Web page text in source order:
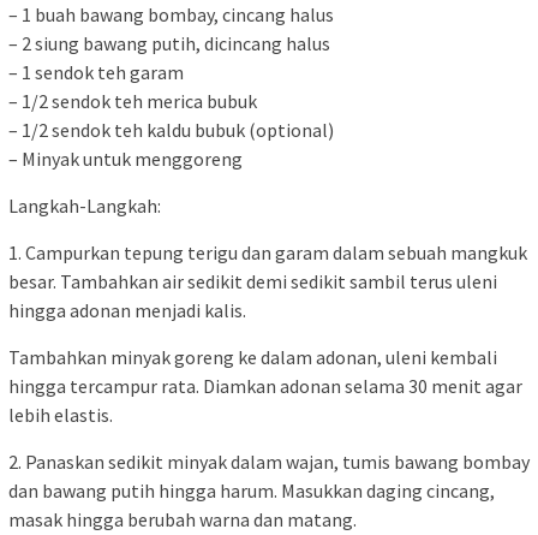
– 1 buah bawang bombay, cincang halus
– 2 siung bawang putih, dicincang halus
– 1 sendok teh garam
– 1/2 sendok teh merica bubuk
– 1/2 sendok teh kaldu bubuk (optional)
– Minyak untuk menggoreng
Langkah-Langkah:
1. Campurkan tepung terigu dan garam dalam sebuah mangkuk
besar. Tambahkan air sedikit demi sedikit sambil terus uleni
hingga adonan menjadi kalis.
Tambahkan minyak goreng ke dalam adonan, uleni kembali
hingga tercampur rata. Diamkan adonan selama 30 menit agar
lebih elastis.
2. Panaskan sedikit minyak dalam wajan, tumis bawang bombay
dan bawang putih hingga harum. Masukkan daging cincang,
masak hingga berubah warna dan matang.